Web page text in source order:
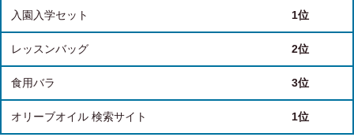
入園入学セット 1位
レッスンバッグ 2位
食用バラ 3位
オリーブオイル 検索サイト 1位